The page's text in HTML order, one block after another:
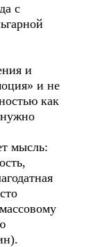
с
и
и не
как
нужно
мысль: